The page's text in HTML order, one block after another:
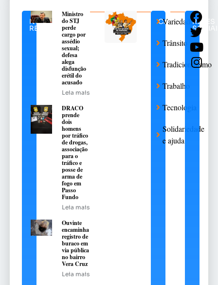
NOTÍCIAS
RELACIONADAS
Ministro
do STJ
perde
cargo por
assédio
sexual;
defesa
alega
disfunção
erétil do
acusado
Leia mais
DRACO
prende
dois
homens
por tráfico
de drogas,
associação
para o
tráfico e
posse de
arma de
fogo em
Passo
Fundo
Leia mais
Ouvinte
encaminha
registro de
buraco em
via pública
no bairro
Vera Cruz
Leia mais
CATEGORIAS
Variedades
Trânsito
Tradicionalismo
Trabalho
Tecnologia
Solidariedade
e ajuda
REDES